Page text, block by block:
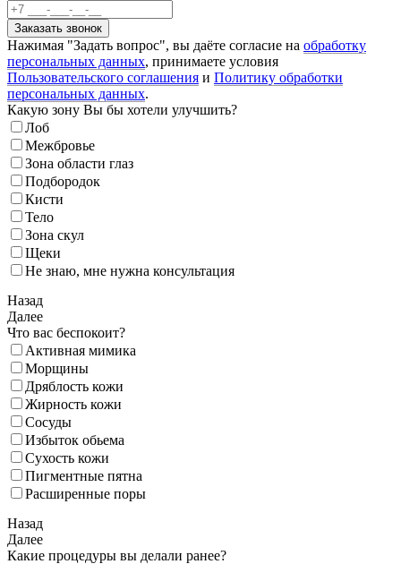
Нажимая "Задать вопрос", вы даёте согласие на обработку
персональных данных, принимаете условия
Пользовательского соглашения и Политику обработки
персональных данных.
Какую зону Вы бы хотели улучшить?
Лоб
Межбровье
Зона области глаз
Подбородок
Кисти
Тело
Зона скул
Щеки
Не знаю, мне нужна консультация
Назад
Далее
Что вас беспокоит?
Активная мимика
Морщины
Дряблость кожи
Жирность кожи
Сосуды
Избыток обьема
Сухость кожи
Пигментные пятна
Расширенные поры
Назад
Далее
Какие процедуры вы делали ранее?